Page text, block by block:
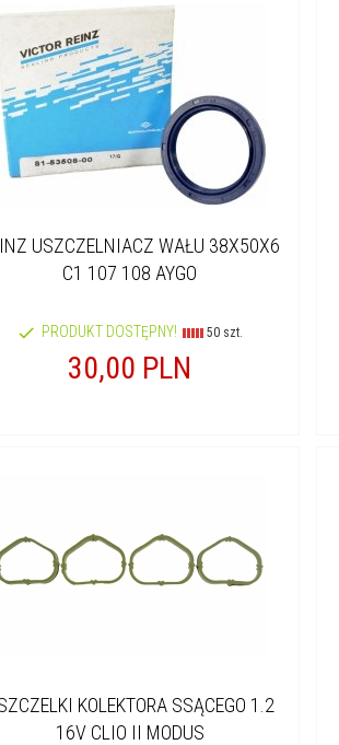
USZCZELNIACZ WAŁU 38X50X6
C1 107 108 AYGO
PRODUKT DOSTĘPNY! 50 szt.
30,00 PLN
KOLEKTORA SSĄCEGO 1.2
16V CLIO II MODUS